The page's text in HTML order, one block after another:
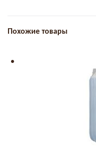
Похожие товары